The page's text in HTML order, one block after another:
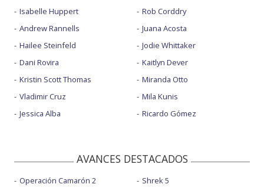
Isabelle Huppert
Andrew Rannells
Hailee Steinfeld
Dani Rovira
Kristin Scott Thomas
Vladimir Cruz
Jessica Alba
Rob Corddry
Juana Acosta
Jodie Whittaker
Kaitlyn Dever
Miranda Otto
Mila Kunis
Ricardo Gómez
AVANCES DESTACADOS
Operación Camarón 2
Shrek 5